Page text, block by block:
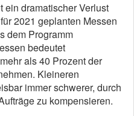
ein dramatischer Verlust
2021 geplanten Messen
dem Programm
bedeutet
als 40 Prozent der
Kleineren
immer schwerer, durch
zu kompensieren.